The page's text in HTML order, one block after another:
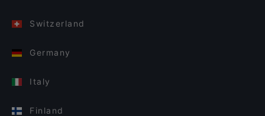
Switzerland
Germany
Italy
Finland